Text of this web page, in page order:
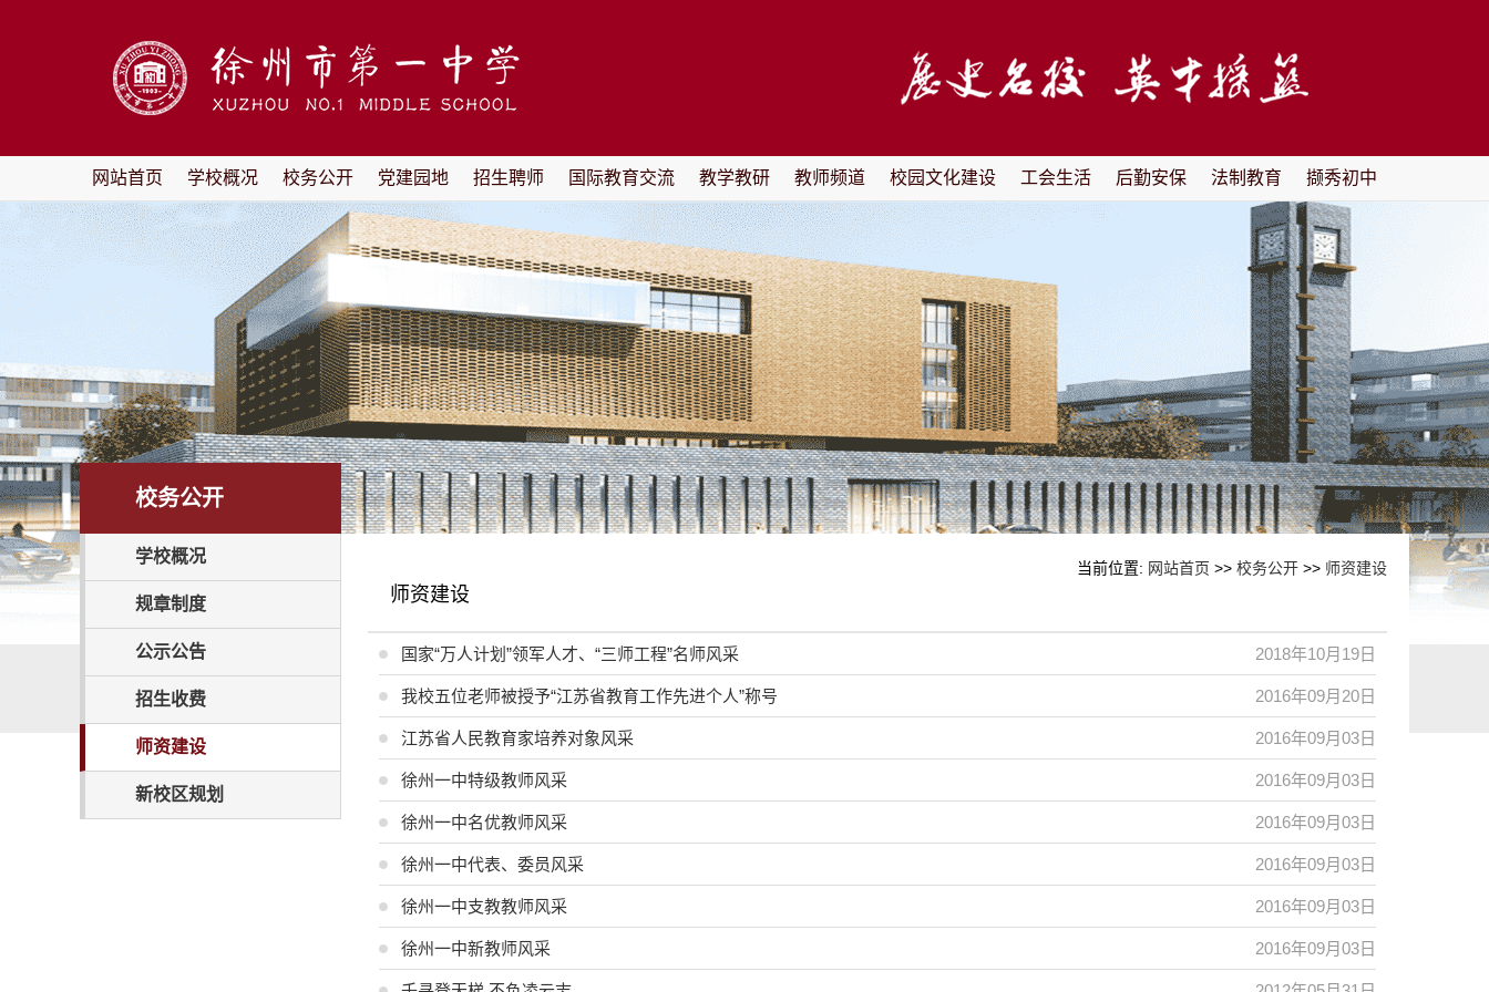
网站首页 学校概况 校务公开 党建园地 招生聘师 国际教育交流 教学教研 教师频道 校园文化建设 工会生活 后勤安保 法制教育 撷秀初中
校务公开
学校概况
规章制度
公示公告
招生收费
师资建设
新校区规划
当前位置: 网站首页 >> 校务公开 >> 师资建设
师资建设
国家“万人计划”领军人才、“三师工程”名师风采 2018年10月19日
我校五位老师被授予“江苏省教育工作先进个人”称号 2016年09月20日
江苏省人民教育家培养对象风采 2016年09月03日
徐州一中特级教师风采 2016年09月03日
徐州一中名优教师风采 2016年09月03日
徐州一中代表、委员风采 2016年09月03日
徐州一中支教教师风采 2016年09月03日
徐州一中新教师风采 2016年09月03日